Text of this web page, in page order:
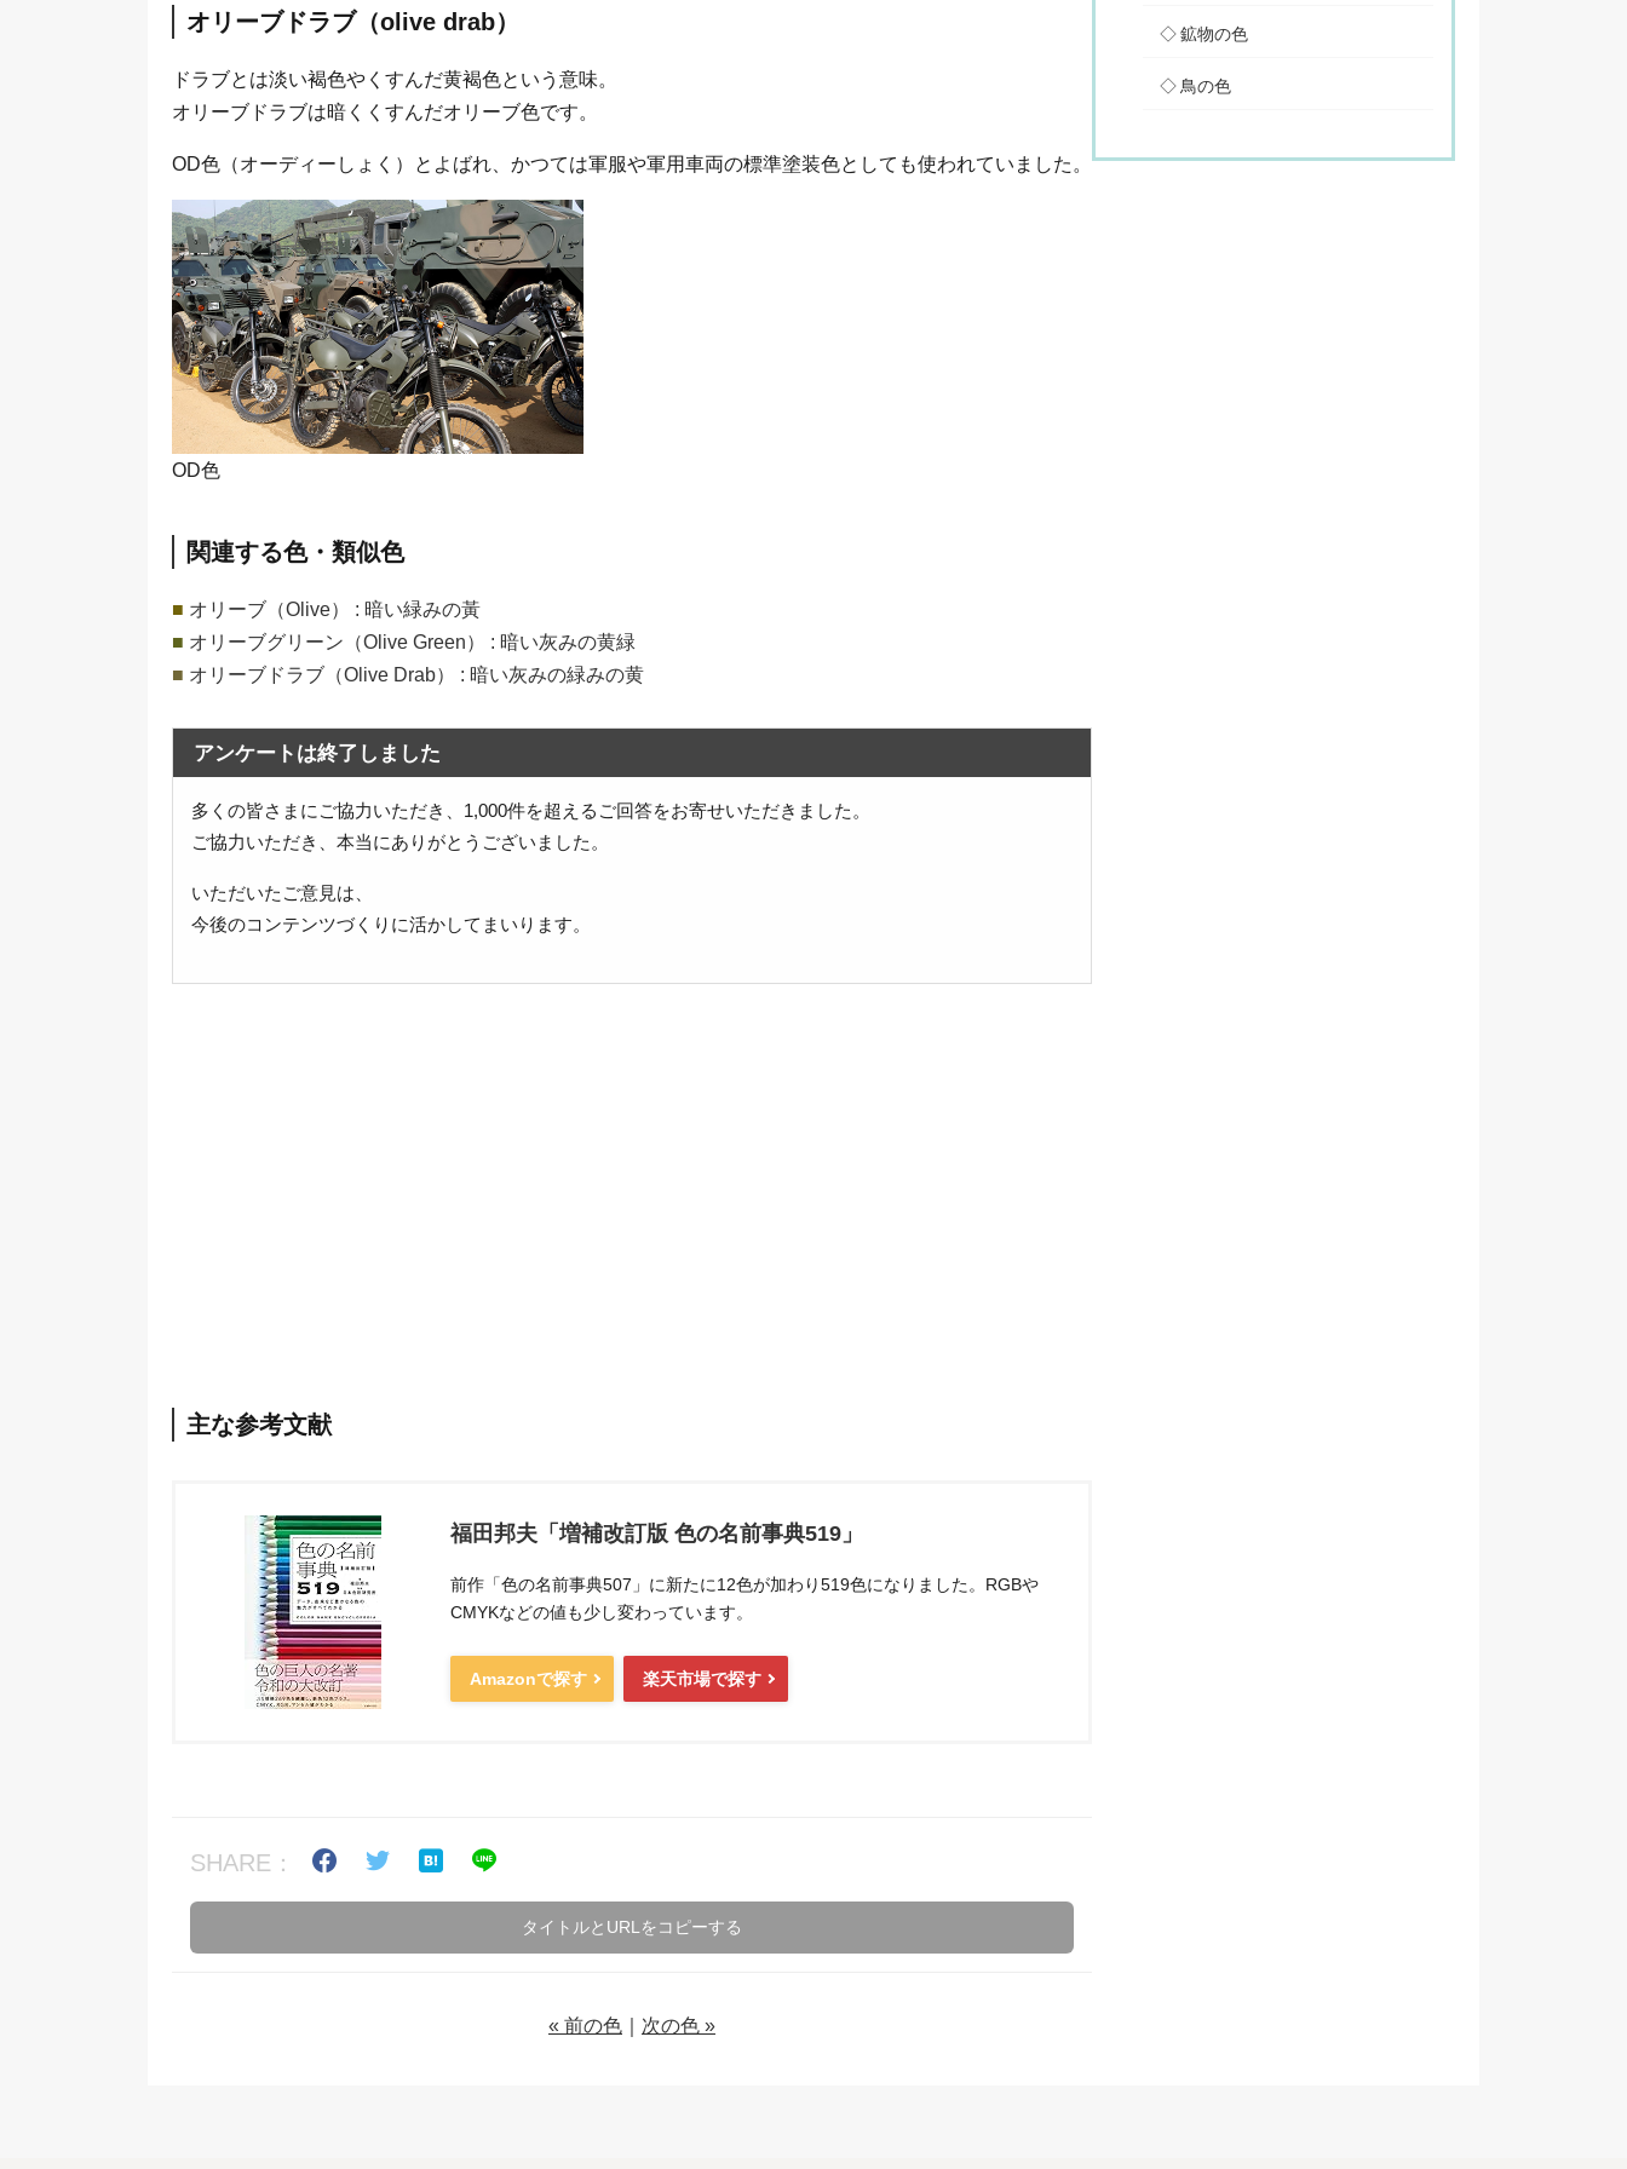
オリーブドラブ（olive drab）
ドラブとは淡い褐色やくすんだ黄褐色という意味。
オリーブドラブは暗くくすんだオリーブ色です。
OD色（オーディーしょく）とよばれ、かつては軍服や軍用車両の標準塗装色としても使われていました。
OD色
関連する色・類似色
■ オリーブ（Olive） : 暗い緑みの黃
■ オリーブグリーン（Olive Green） : 暗い灰みの黄緑
■ オリーブドラブ（Olive Drab） : 暗い灰みの緑みの黄
アンケートは終了しました
多くの皆さまにご協力いただき、1,000件を超えるご回答をお寄せいただきました。
ご協力いただき、本当にありがとうございました。
いただいたご意見は、
今後のコンテンツづくりに活かしてまいります。
主な参考文献
福田邦夫「増補改訂版 色の名前事典519」
前作「色の名前事典507」に新たに12色が加わり519色になりました。RGBや
CMYKなどの値も少し変わっています。
Amazonで探す 楽天市場で探す
SHARE：
タイトルとURLをコピーする
« 前の色 次の色 »
鉱物の色
鳥の色